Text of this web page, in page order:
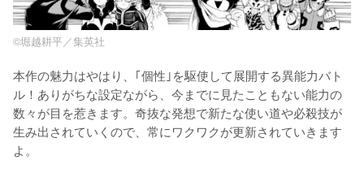
©堀越耕平／集英社
本作の魅力はやはり、｢個性｣を駆使して展開する異能力バト
ル！ありがちな設定ながら、今までに見たこともない能力の
数々が目を惹きます。奇抜な発想で新たな使い道や必殺技が
生み出されていくので、常にワクワクが更新されていきます
よ。